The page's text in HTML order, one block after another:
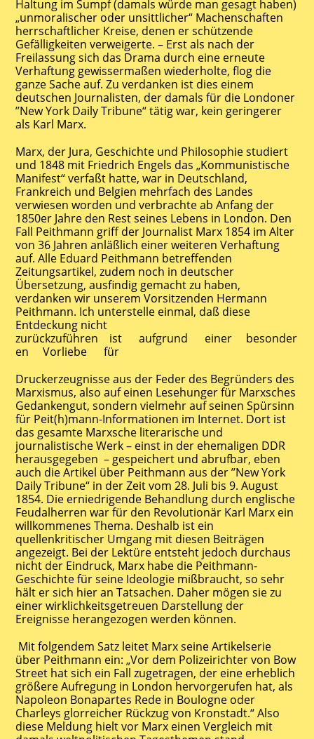
Haltung im Sumpf (damals würde man gesagt haben)
„unmoralischer oder unsittlicher“ Machenschaften
herrschaftlicher Kreise, denen er schützende
Gefälligkeiten verweigerte. – Erst als nach der
Freilassung sich das Drama durch eine erneute
Verhaftung gewissermaßen wiederholte, flog die
ganze Sache auf. Zu verdanken ist dies einem
deutschen Journalisten, der damals für die Londoner
’’New York Daily Tribune“ tätig war, kein geringerer
als Karl Marx.
Marx, der Jura, Geschichte und Philosophie studiert
und 1848 mit Friedrich Engels das „Kommunistische
Manifest“ verfaßt hatte, war in Deutschland,
Frankreich und Belgien mehrfach des Landes
verwiesen worden und verbrachte ab Anfang der
1850er Jahre den Rest seines Lebens in London. Den
Fall Peithmann griff der Journalist Marx 1854 im Alter
von 36 Jahren anläßlich einer weiteren Verhaftung
auf. Alle Eduard Peithmann betreffenden
Zeitungsartikel, zudem noch in deutscher
Übersetzung, ausfindig gemacht zu haben,
verdanken wir unserem Vorsitzenden Hermann
Peithmann. Ich unterstelle einmal, daß diese
Entdeckung nicht
zurückzuführen ist aufgrund einer besonder
en Vorliebe für
Druckerzeugnisse aus der Feder des Begründers des
Marxismus, also auf einen Lesehunger für Marxsches
Gedankengut, sondern vielmehr auf seinen Spürsinn
für Peit(h)mann-Informationen im Internet. Dort ist
das gesamte Marxsche literarische und
journalistische Werk – einst in der ehemaligen DDR
herausgegeben – gespeichert und abrufbar, eben
auch die Artikel über Peithmann aus der ’’New York
Daily Tribune“ in der Zeit vom 28. Juli bis 9. August
1854. Die erniedrigende Behandlung durch englische
Feudalherren war für den Revolutionär Karl Marx ein
willkommenes Thema. Deshalb ist ein
quellenkritischer Umgang mit diesen Beiträgen
angezeigt. Bei der Lektüre entsteht jedoch durchaus
nicht der Eindruck, Marx habe die Peithmann-
Geschichte für seine Ideologie mißbraucht, so sehr
hält er sich hier an Tatsachen. Daher mögen sie zu
einer wirklichkeitsgetreuen Darstellung der
Ereignisse herangezogen werden können.
Mit folgendem Satz leitet Marx seine Artikelserie
über Peithmann ein: „Vor dem Polizeirichter von Bow
Street hat sich ein Fall zugetragen, der eine erheblich
größere Aufregung in London hervorgerufen hat, als
Napoleon Bonapartes Rede in Boulogne oder
Charleys glorreicher Rückzug von Kronstadt.“ Also
diese Meldung hielt vor Marx einen Vergleich mit